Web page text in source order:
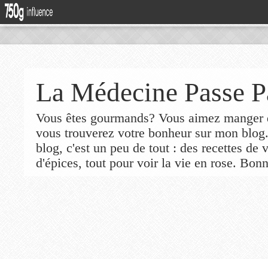
La Médecine Passe
Vous êtes gourmands? Vous aimez
vous trouverez votre bonheur sur mon
blog, c'est un peu de tout : des recettes de
d'épices, tout pour voir la vie en rose.